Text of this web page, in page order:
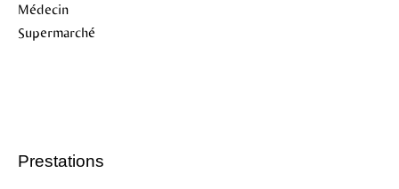
Médecin
Supermarché
Prestations